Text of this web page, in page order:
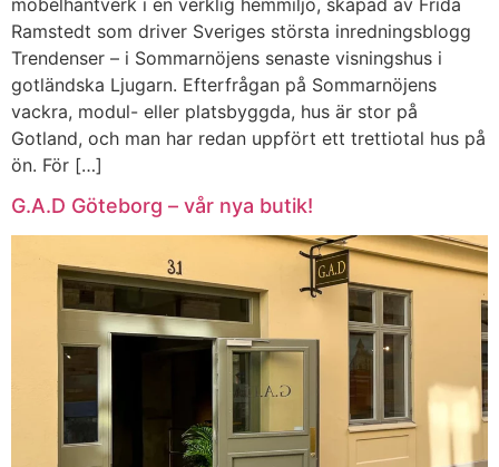
Ramstedt som driver Sveriges största inredningsblogg
Trendenser – i Sommarnöjens senaste visningshus i
gotländska Ljugarn. Efterfrågan på Sommarnöjens
vackra, modul- eller platsbyggda, hus är stor på
Gotland, och man har redan uppfört ett trettiotal hus på
ön. För […]
G.A.D Göteborg – vår nya butik!